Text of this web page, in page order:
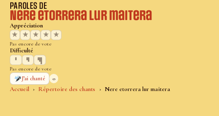
Accueil Répertoire des chants Nere etorrera lur maitera
PAROLES DE
Nere etorrera lur maitera
Appréciation
★
★ ★ ★ ★
Pas encore de vote
Difficulté
Pas encore de vote
J’ai chanté
0